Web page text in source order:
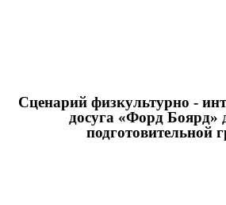
Сценарий физкультурно -
досуга «Форд Боярд»
подготовительной